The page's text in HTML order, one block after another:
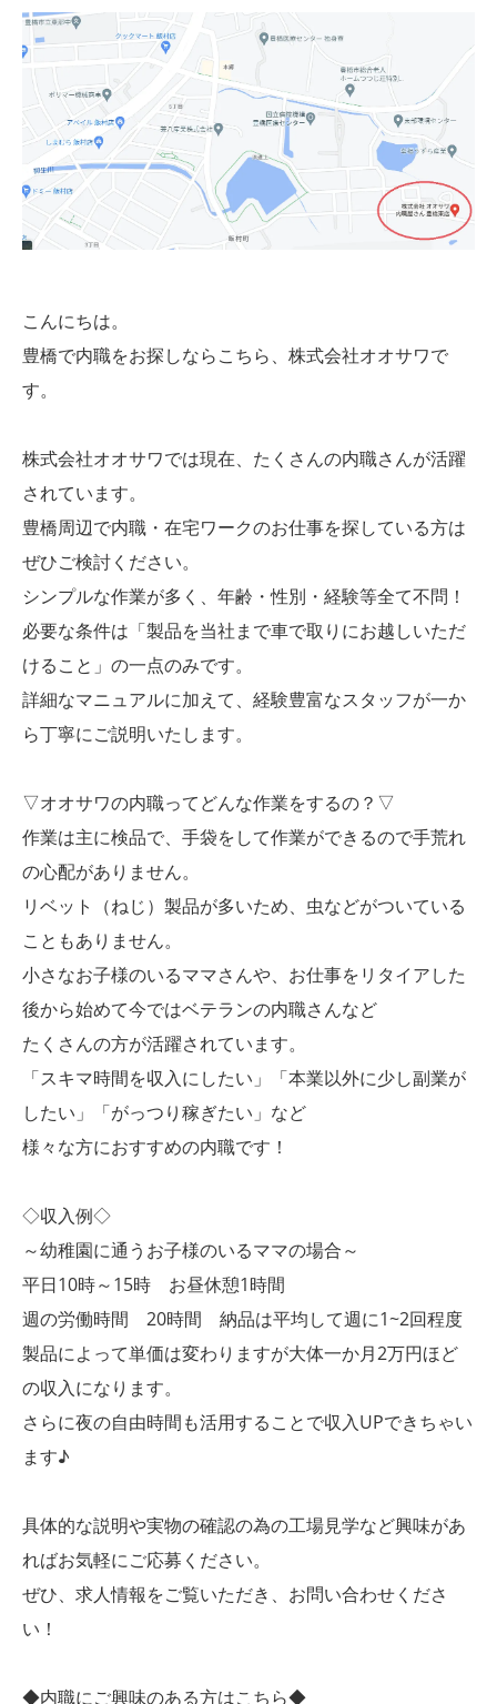
こんにちは。
豊橋で内職をお探しならこちら、株式会社オオサワで
す。
株式会社オオサワでは現在、たくさんの内職さんが活躍
されています。
豊橋周辺で内職・在宅ワークのお仕事を探している方は
ぜひご検討ください。
シンプルな作業が多く、年齢・性別・経験等全て不問！
必要な条件は「製品を当社まで車で取りにお越しいただ
けること」の一点のみです。
詳細なマニュアルに加えて、経験豊富なスタッフが一か
ら丁寧にご説明いたします。
▽オオサワの内職ってどんな作業をするの？▽
作業は主に検品で、手袋をして作業ができるので手荒れ
の心配がありません。
リベット（ねじ）製品が多いため、虫などがついている
こともありません。
小さなお子様のいるママさんや、お仕事をリタイアした
後から始めて今ではベテランの内職さんなど
たくさんの方が活躍されています。
「スキマ時間を収入にしたい」「本業以外に少し副業が
したい」「がっつり稼ぎたい」など
様々な方におすすめの内職です！
◇収入例◇
～幼稚園に通うお子様のいるママの場合～
平日10時～15時 お昼休憩1時間
週の労働時間 20時間 納品は平均して週に1~2回程度
製品によって単価は変わりますが大体一か月2万円ほど
の収入になります。
さらに夜の自由時間も活用することで収入UPできちゃい
ます♪
具体的な説明や実物の確認の為の工場見学など興味があ
ればお気軽にご応募ください。
ぜひ、求人情報をご覧いただき、お問い合わせくださ
い！
◆内職にご興味のある方はこちら◆